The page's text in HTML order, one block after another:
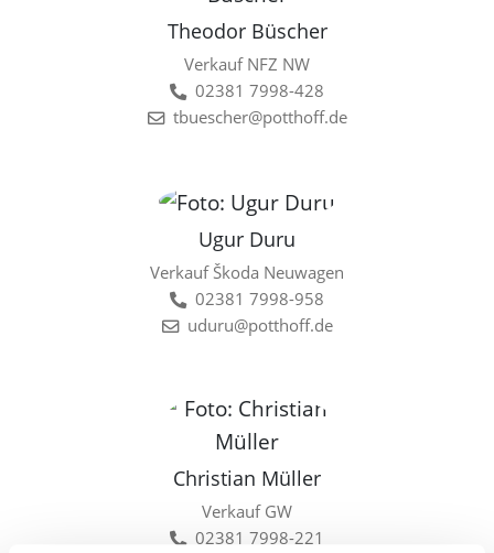
Theodor Büscher
Verkauf NFZ NW
02381 7998-428
tbuescher@potthoff.de
Ugur Duru
Verkauf Škoda Neuwagen
02381 7998-958
uduru@potthoff.de
Christian Müller
Verkauf GW
02381 7998-221